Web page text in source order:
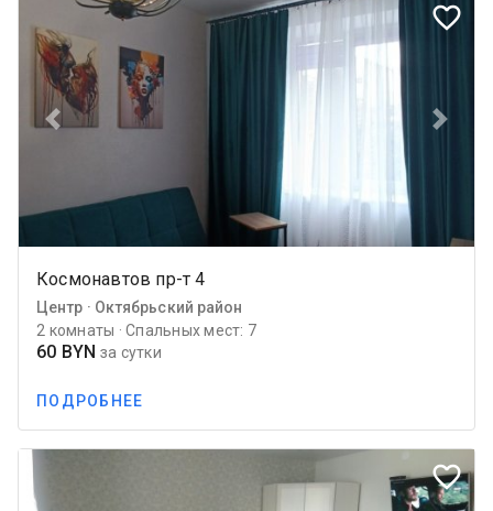
favorite_border
Previous Next
Космонавтов пр-т 4
Центр · Октябрьский район
2 комнаты · Спальных мест: 7
60 BYN за сутки
ПОДРОБНЕЕ
favorite_border